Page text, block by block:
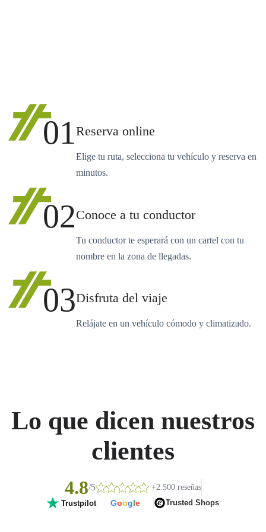
01Reserva online
Elige tu ruta, selecciona tu vehículo y reserva en
minutos.
02Conoce a tu conductor
Tu conductor te esperará con un cartel con tu
nombre en la zona de llegadas.
03Disfruta del viaje
Relájate en un vehículo cómodo y climatizado.
Lo que dicen nuestros
clientes
4.8/5 +2.500 reseñas
Trustpilot Google Trusted Shops